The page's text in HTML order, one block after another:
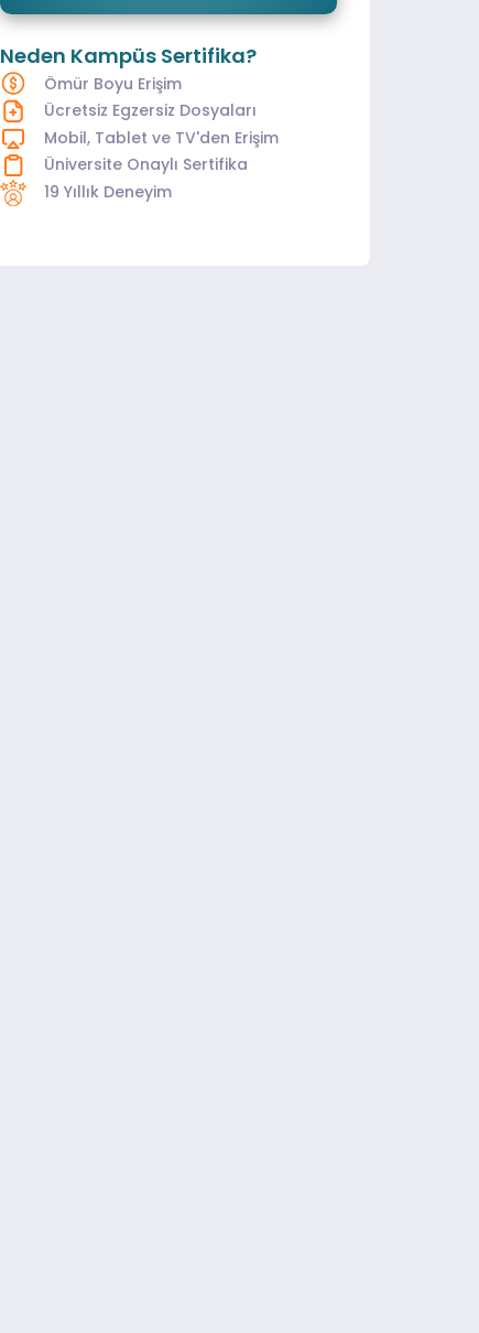
Neden Kampüs Sertifika?
Ömür Boyu Erişim
Ücretsiz Egzersiz Dosyaları
Mobil, Tablet ve TV'den Erişim
Üniversite Onaylı Sertifika
19 Yıllık Deneyim